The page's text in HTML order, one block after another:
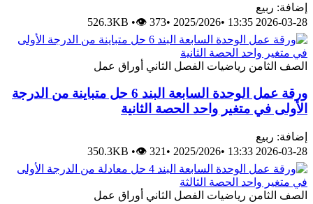
إضافة: ربيع
2026-03-28 13:35
•
2025/2026
•
526.3KB •👁 373
الصف الثامن رياضيات الفصل الثاني أوراق عمل
ورقة عمل الوحدة السابعة البند 6 حل متباينة من الدرجة
الأولى في متغير واحد الحصة الثانية
إضافة: ربيع
2026-03-28 13:33
•
2025/2026
•
350.3KB •👁 321
الصف الثامن رياضيات الفصل الثاني أوراق عمل